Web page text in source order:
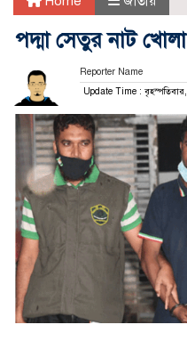
পদ্মা সেতুর নাট
Reporter Name
Update Time :